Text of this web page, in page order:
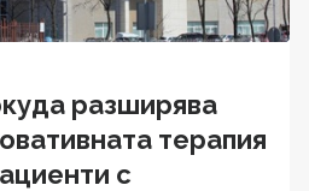
разширява
терапия
с